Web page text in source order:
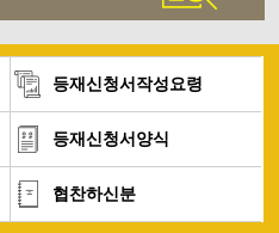
등재신청서작성요령
등재신청서양식
협찬하신분